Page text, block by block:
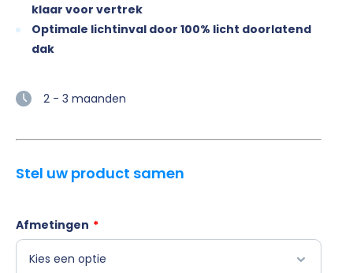
klaar voor vertrek
Optimale lichtinval door 100% licht doorlatend
dak
2 - 3 maanden
Stel uw product samen
*
Afmetingen